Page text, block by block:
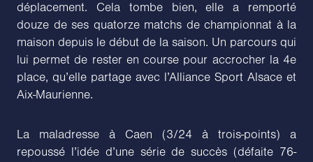
déplacement. Cela tombe bien, elle a remporté
douze de ses quatorze matchs de championnat à la
maison depuis le début de la saison. Un parcours qui
lui permet de rester en course pour accrocher la 4e
place, qu’elle partage avec l’Alliance Sport Alsace et
Aix-Maurienne.
La maladresse à Caen (3/24 à trois-points) a
repoussé l’idée d’une série de succès (défaite 76-